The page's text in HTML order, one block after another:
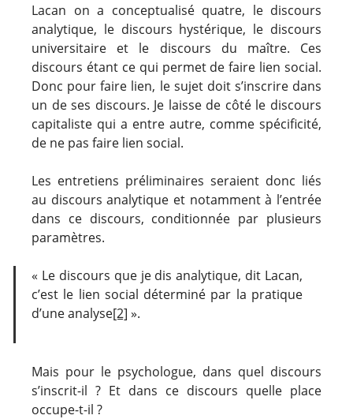
Lacan on a conceptualisé quatre, le discours
analytique, le discours hystérique, le discours
universitaire et le discours du maître. Ces
discours étant ce qui permet de faire lien social.
Donc pour faire lien, le sujet doit s’inscrire dans
un de ses discours. Je laisse de côté le discours
capitaliste qui a entre autre, comme spécificité,
de ne pas faire lien social.
Les entretiens préliminaires seraient donc liés
au discours analytique et notamment à l’entrée
dans ce discours, conditionnée par plusieurs
paramètres.
« Le discours que je dis analytique, dit Lacan,
c’est le lien social déterminé par la pratique
d’une analyse[2] ».
Mais pour le psychologue, dans quel discours
s’inscrit-il ? Et dans ce discours quelle place
occupe-t-il ?